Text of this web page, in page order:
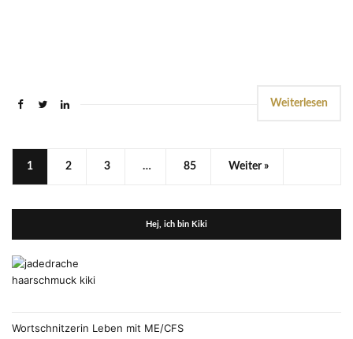
Weiterlesen
1 2 3 … 85 Weiter »
Hej, ich bin Kiki
Wortschnitzerin Leben mit ME/CFS